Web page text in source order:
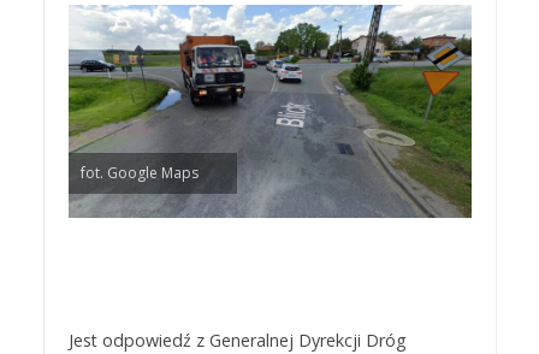
fot. Google Maps
Jest odpowiedź z Generalnej Dyrekcji Dróg